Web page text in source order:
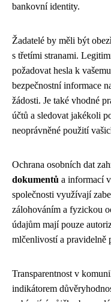
bankovní identity.
Žadatelé by měli být
s třetími stranami.
požadovat hesla k
bezpečnostní informace
žádosti. Je také vhodné
účtů a sledovat jakékoli
neoprávněné použití
Ochrana osobních dat
dokumentů a informací
společnosti využívají
zálohováním a fyzickou
údajům mají pouze
mlčenlivostí a pravidelně
Transparentnost v
indikátorem